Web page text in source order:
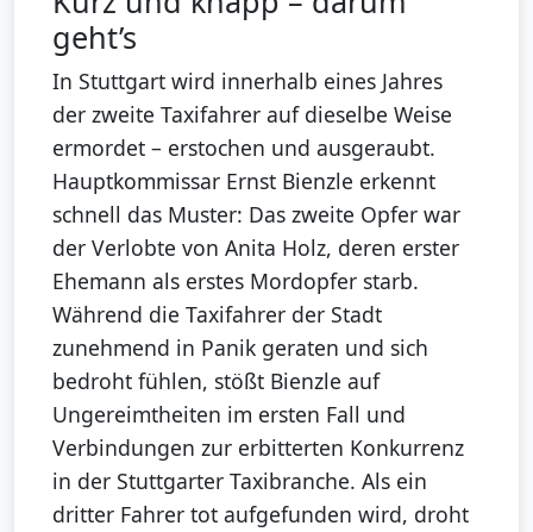
geht’s
In Stuttgart wird innerhalb eines Jahres
der zweite Taxifahrer auf dieselbe Weise
ermordet – erstochen und ausgeraubt.
Hauptkommissar Ernst Bienzle erkennt
schnell das Muster: Das zweite Opfer war
der Verlobte von Anita Holz, deren erster
Ehemann als erstes Mordopfer starb.
Während die Taxifahrer der Stadt
zunehmend in Panik geraten und sich
bedroht fühlen, stößt Bienzle auf
Ungereimtheiten im ersten Fall und
Verbindungen zur erbitterten Konkurrenz
in der Stuttgarter Taxibranche. Als ein
dritter Fahrer tot aufgefunden wird, droht